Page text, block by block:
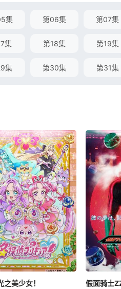
集 第06集 第07集
集 第18集 第19集
集 第30集 第31集
之美少女！
假面骑士